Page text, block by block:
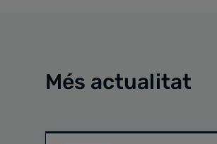
Més actualitat